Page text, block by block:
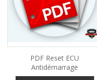
PDF Reset ECU
Antidémarrage